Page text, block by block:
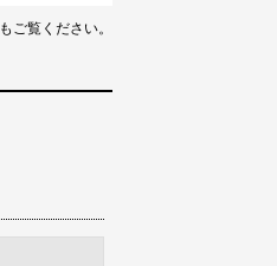
もご覧ください。